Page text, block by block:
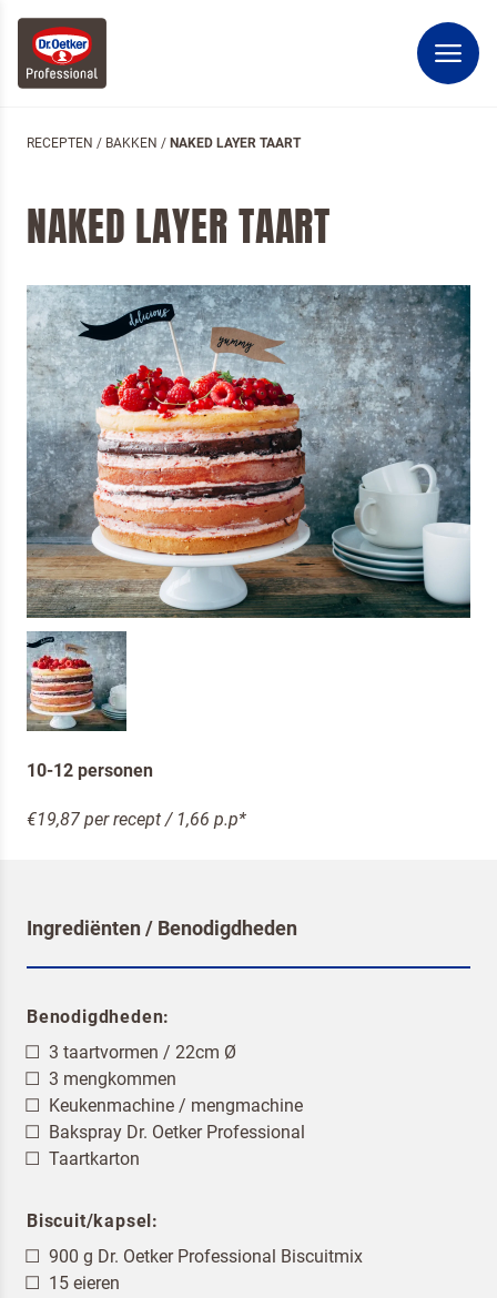
RECEPTEN / BAKKEN / NAKED LAYER TAART
NAKED LAYER TAART
10-12 personen
€19,87 per recept / 1,66 p.p*
Ingrediënten / Benodigdheden
Benodigdheden:
3 taartvormen / 22cm Ø
3 mengkommen
Keukenmachine / mengmachine
Bakspray Dr. Oetker Professional
Taartkarton
Biscuit/kapsel:
900 g Dr. Oetker Professional Biscuitmix
15 eieren